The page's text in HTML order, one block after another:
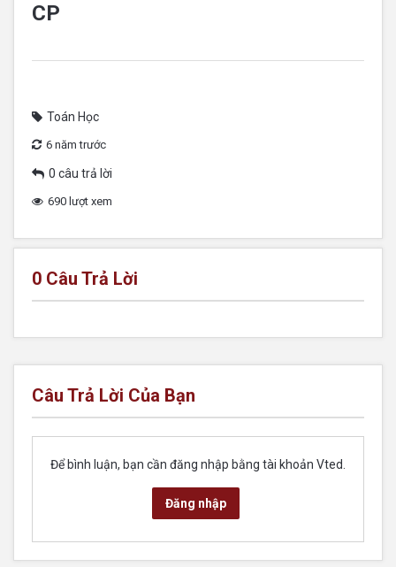
CP
Toán Học
6 năm trước
0 câu trả lời
690 lượt xem
0 Câu Trả Lời
Câu Trả Lời Của Bạn
Để bình luận, bạn cần đăng nhập bằng tài khoản Vted.
Đăng nhập